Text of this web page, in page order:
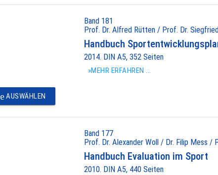
Band 181
Prof. Dr. Alfred Rütten / Prof. Dr.
Handbuch
2014. DIN A5, 352 Seiten
»MEHR ERFAHREN ...
AUSWÄHLEN
Band 177
Prof. Dr. Alexander Woll / Dr. Filip Mess /
Handbuch Evaluation im Sport
2010. DIN A5, 440 Seiten